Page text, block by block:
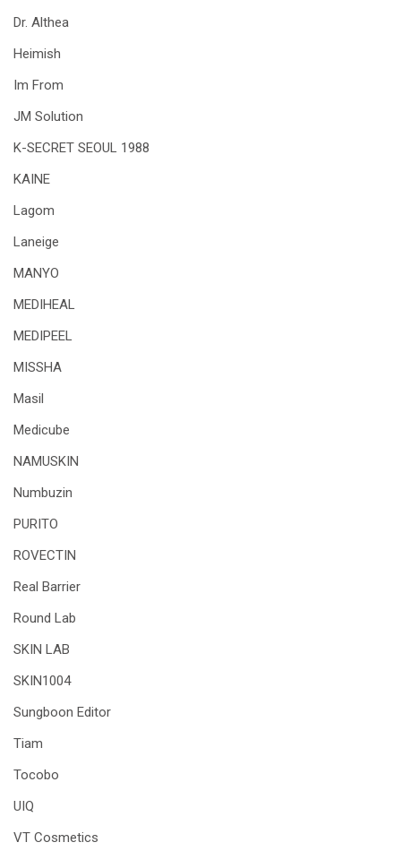
Dr. Althea
Heimish
Im From
JM Solution
K-SECRET SEOUL 1988
KAINE
Lagom
Laneige
MANYO
MEDIHEAL
MEDIPEEL
MISSHA
Masil
Medicube
NAMUSKIN
Numbuzin
PURITO
ROVECTIN
Real Barrier
Round Lab
SKIN LAB
SKIN1004
Sungboon Editor
Tiam
Tocobo
UIQ
VT Cosmetics